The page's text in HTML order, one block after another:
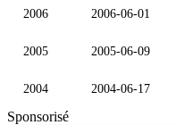
2006 2006-06-01
2005 2005-06-09
2004 2004-06-17
Sponsorisé